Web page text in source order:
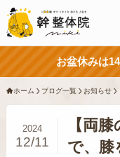
お盆休みは
ホーム ブログ一覧 お知らせ
【両
で、膝
2024
12/11